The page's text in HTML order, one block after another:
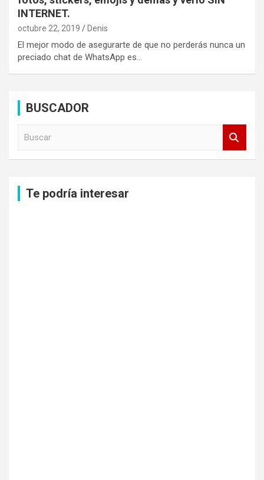
INTERNET.
octubre 22, 2019 Denis
El mejor modo de asegurarte de que no perderás nunca un
preciado chat de WhatsApp es…
BUSCADOR
Te podría interesar